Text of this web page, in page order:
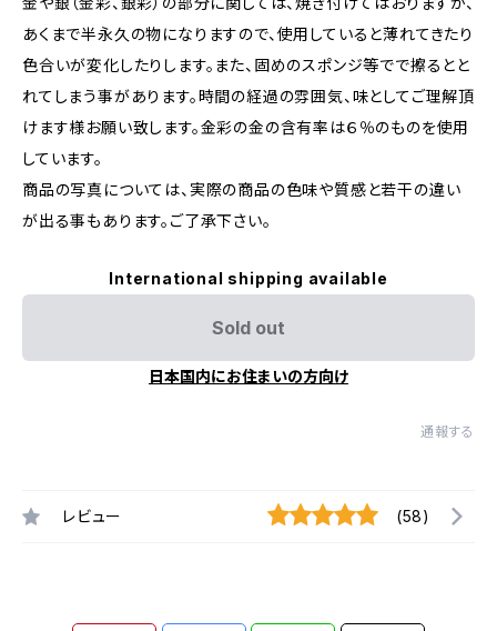
あくまで半永久の物になりますので、使用していると薄れてきたり
色合いが変化したりします。また、固めのスポンジ等でで擦るとと
れてしまう事があります。時間の経過の雰囲気、味としてご理解頂
けます様お願い致します。金彩の金の含有率は６％のものを使用
しています。
商品の写真については、実際の商品の色味や質感と若干の違い
が出る事もあります。ご了承下さい。
International shipping available
Sold out
日本国内にお住まいの方向け
通報する
レビュー (58)